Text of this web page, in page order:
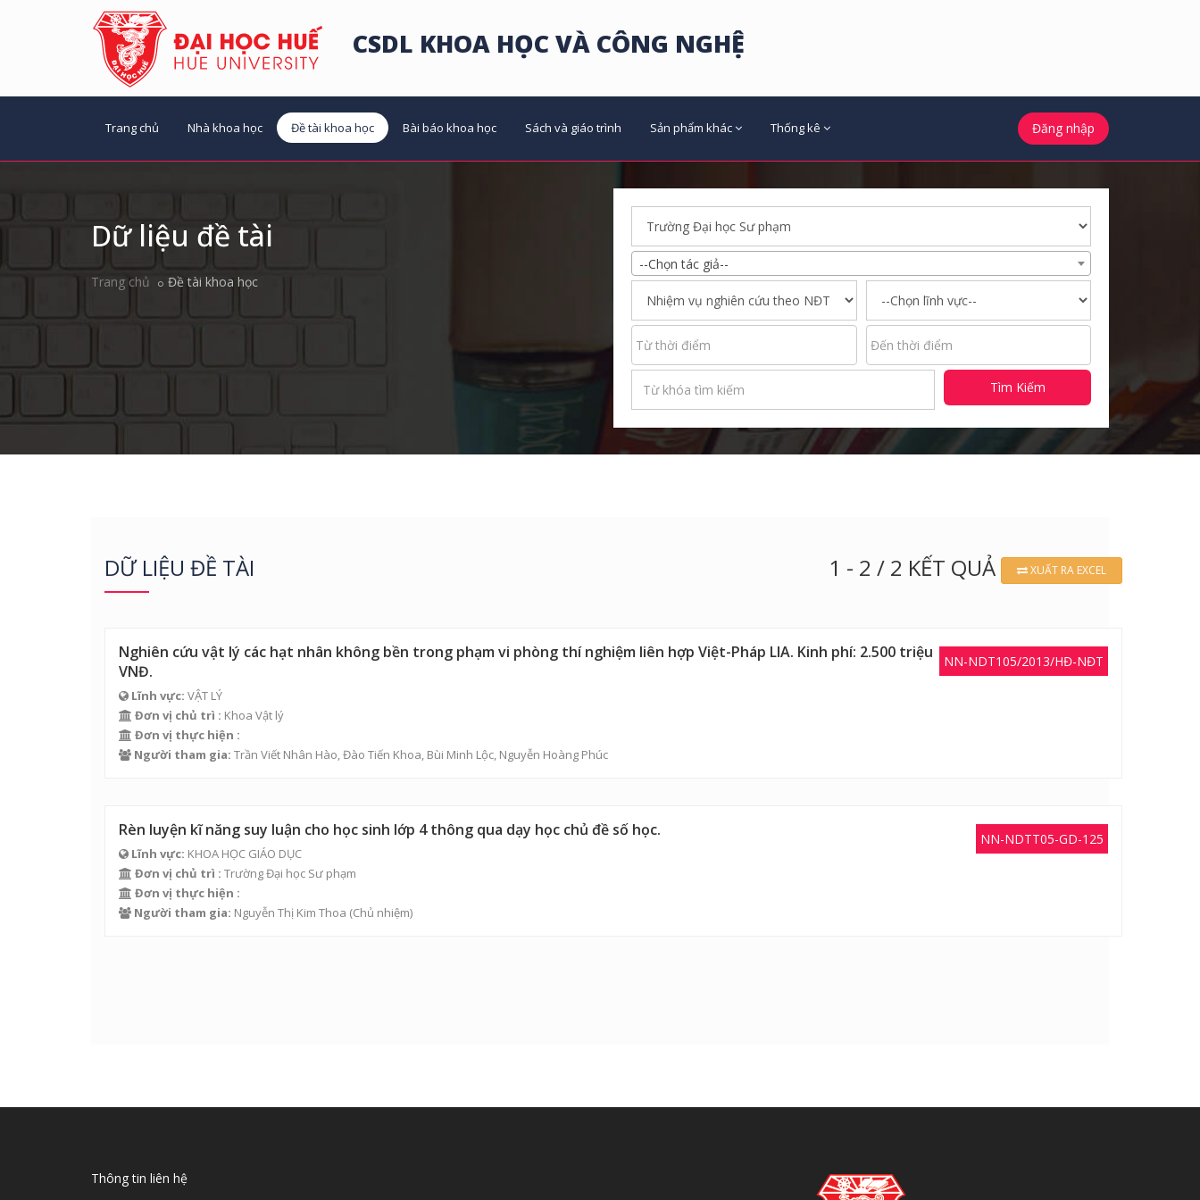
CSDL KHOA HỌC VÀ CÔNG NGHỆ
Trang chủ Nhà khoa học Đề tài khoa học Bài báo khoa học Sách và giáo trình Sản phẩm khác Thống kê Đăng nhập
Dữ liệu đề tài
Trang chủ Đề tài khoa học
--Chọn tác giả--
Tìm Kiếm
DỮ LIỆU ĐỀ TÀI 1 - 2 / 2 KẾT QUẢ XUẤT RA EXCEL
NN-NDT105/2013/HĐ-NĐT
Nghiên cứu vật lý các hạt nhân không bền trong phạm vi phòng thí nghiệm liên hợp Việt-Pháp LIA. Kinh phí: 2.500 triệu
VNĐ.
Lĩnh vực: VẬT LÝ
Đơn vị chủ trì : Khoa Vật lý
Đơn vị thực hiện :
Người tham gia: Trần Viết Nhân Hào, Đào Tiến Khoa, Bùi Minh Lộc, Nguyễn Hoàng Phúc
NN-NDTT05-GD-125
Rèn luyện kĩ năng suy luận cho học sinh lớp 4 thông qua dạy học chủ đề số học.
Lĩnh vực: KHOA HỌC GIÁO DỤC
Đơn vị chủ trì : Trường Đại học Sư phạm
Đơn vị thực hiện :
Người tham gia: Nguyễn Thị Kim Thoa (Chủ nhiệm)
Thông tin liên hệ